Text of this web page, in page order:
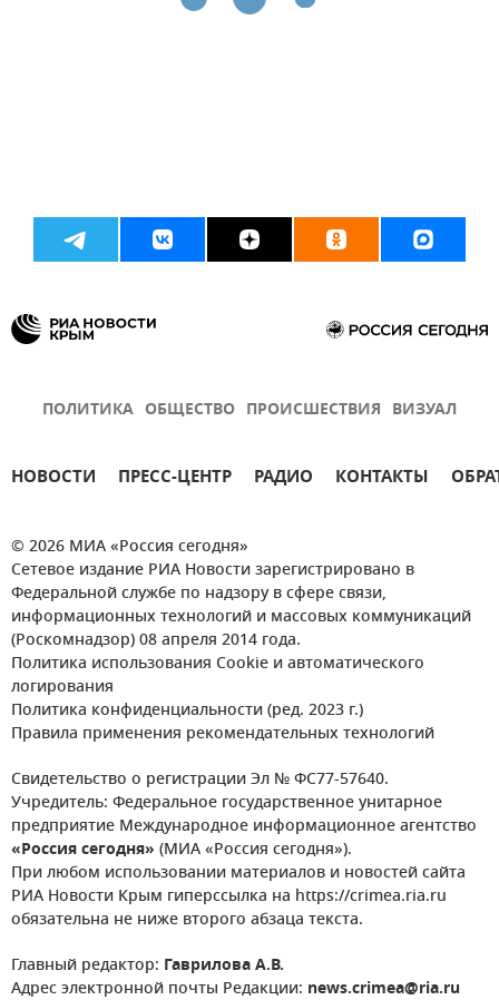
ПОЛИТИКА ОБЩЕСТВО ПРОИСШЕСТВИЯ ВИЗУАЛ
НОВОСТИ ПРЕСС-ЦЕНТР РАДИО КОНТАКТЫ
© 2026 МИА «Россия сегодня»
Сетевое издание РИА Новости зарегистрировано в
Федеральной службе по надзору в сфере связи,
информационных технологий и массовых коммуникаций
(Роскомнадзор) 08 апреля 2014 года.
Политика использования Cookie и автоматического
логирования
Политика конфиденциальности (ред. 2023 г.)
Правила применения рекомендательных технологий
Свидетельство о регистрации Эл № ФС77-57640.
Учредитель: Федеральное государственное унитарное
предприятие Международное информационное агентство
«Россия сегодня» (МИА «Россия сегодня»).
При любом использовании материалов и новостей сайта
РИА Новости Крым гиперссылка на https://crimea.ria.ru
обязательна не ниже второго абзаца текста.
Главный редактор: Гаврилова А.В.
Адрес электронной почты Редакции: news.crimea@ria.ru